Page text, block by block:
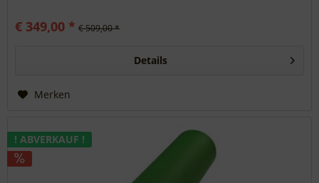
€ 349,00 * € 509,00 *
Details
Merken
! ABVERKAUF !